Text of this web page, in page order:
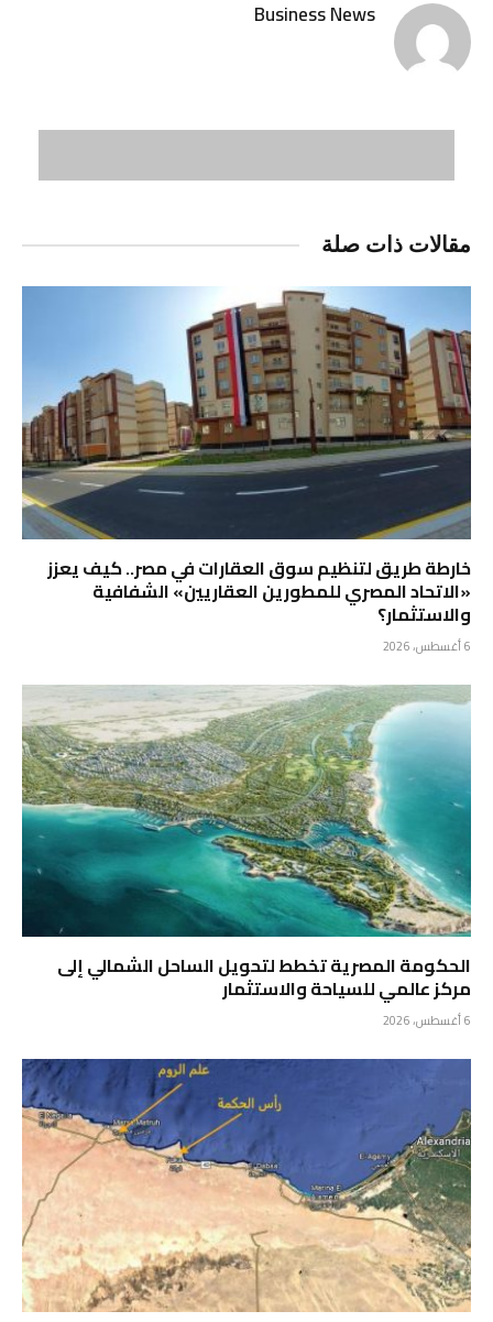
Business News
مقالات ذات صلة
خارطة طريق لتنظيم سوق العقارات في مصر.. كيف يعزز
«الاتحاد المصري للمطورين العقاريين» الشفافية
والاستثمار؟
6 أغسطس، 2026
الحكومة المصرية تخطط لتحويل الساحل الشمالي إلى
مركز عالمي للسياحة والاستثمار
6 أغسطس، 2026